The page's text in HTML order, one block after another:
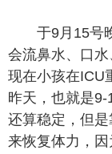
于9月15号
会流鼻水、口水
现在小孩在ICU
昨天，也就是
还算稳定，但
来恢复体力，